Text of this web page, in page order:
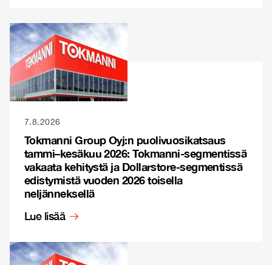
7.8.2026
Tokmanni Group Oyj:n puolivuosikatsaus
tammi–kesäkuu 2026: Tokmanni-segmentissä
vakaata kehitystä ja Dollarstore-segmentissä
edistymistä vuoden 2026 toisella
neljänneksellä
Lue lisää